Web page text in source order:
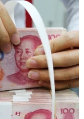
neo đậu an toàn, tiến
xử lý theo quy định
sát biển 1